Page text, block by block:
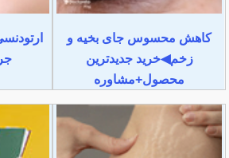
کاهش محسوس جای بخیه و
زخم◀خرید جدیدترین
محصول+مشاوره